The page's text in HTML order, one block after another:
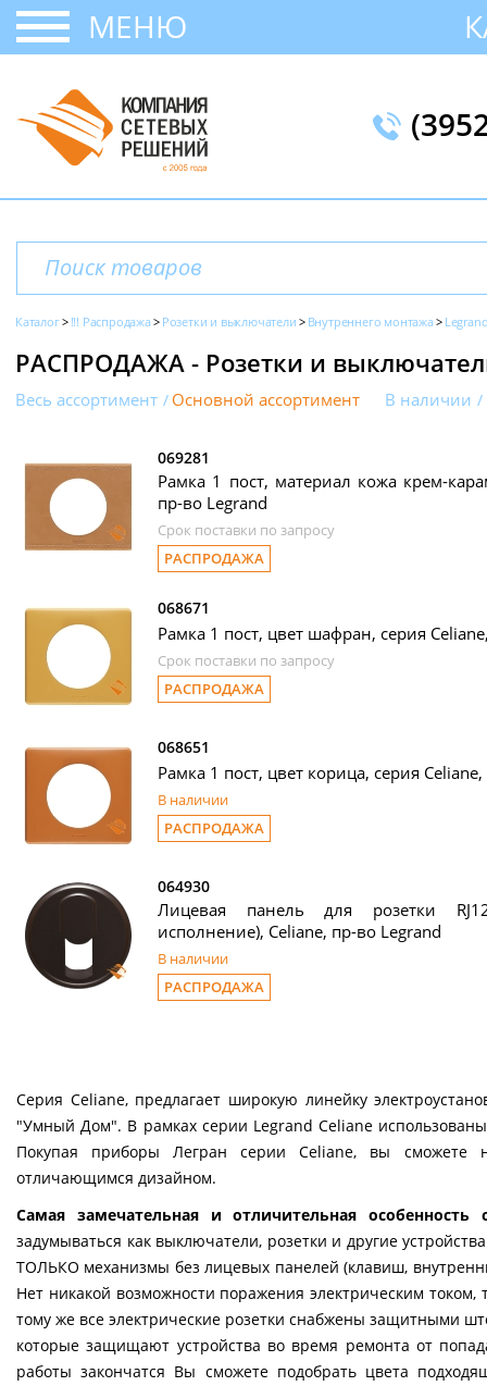
МЕНЮ
Каталог !!! Распродажа Розетки и выключатели Внутреннего монтажа
РАСПРОДАЖА - Розетки и
Весь ассортимент Основной ассортимент В наличии
069281
Рамка 1 пост, материал кожа крем-
пр-во Legrand
Срок поставки по запросу
РАСПРОДАЖА
068671
Рамка 1 пост, цвет шафран, серия
Срок поставки по запросу
РАСПРОДАЖА
068651
Рамка 1 пост, цвет корица, серия
В наличии
РАСПРОДАЖА
064930
Лицевая панель для розетки
исполнение), Celiane, пр-во Legrand
В наличии
РАСПРОДАЖА
Серия Celiane, предлагает широкую линейку
"Умный Дом". В рамках серии Legrand Celiane
Покупая приборы Легран серии Celiane, вы сможете
отличающимся дизайном.
Самая замечательная и отличительная
задумываться как выключатели, розетки и другие
ТОЛЬКО механизмы без лицевых панелей (клавиш,
Нет никакой возможности поражения электрическим
тому же все электрические розетки снабжены защитными
которые защищают устройства во время ремонта от
работы закончатся Вы сможете подобрать цвета